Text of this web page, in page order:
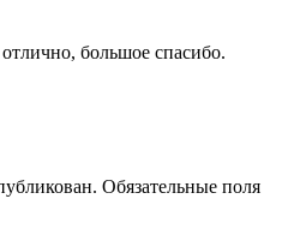
большое спасибо.
Обязательные поля